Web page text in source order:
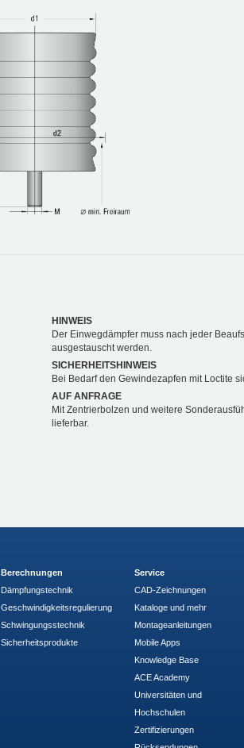
HINWEIS
Der Einwegdämpfer muss nach jeder
ausgestauscht werden.
SICHERHEITSHINWEIS
Bei Bedarf den Gewindezapfen mit Loctite
AUF ANFRAGE
Mit Zentrierbolzen und weitere
lieferbar.
Berechnungen
Dämpfungstechnik
Geschwindigkeitsregulierung
Schwingungsstechnik
Sicherheitsprodukte
Service
CAD-Zeichnungen
Kataloge und mehr
Montageanleitungen
Mobile Apps
Knowledge Base
ACE Academy
Universitäten und
Hochschulen
Zertifizierungen